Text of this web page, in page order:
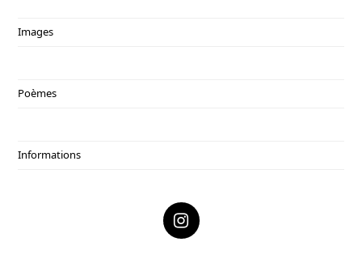
Images
Poèmes
Informations
I
n